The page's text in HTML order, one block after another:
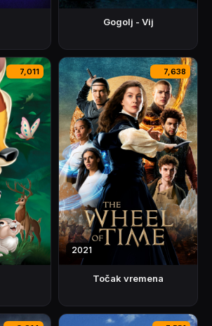
Gogolj - Vij
7,011 7,638
2021
Točak vremena